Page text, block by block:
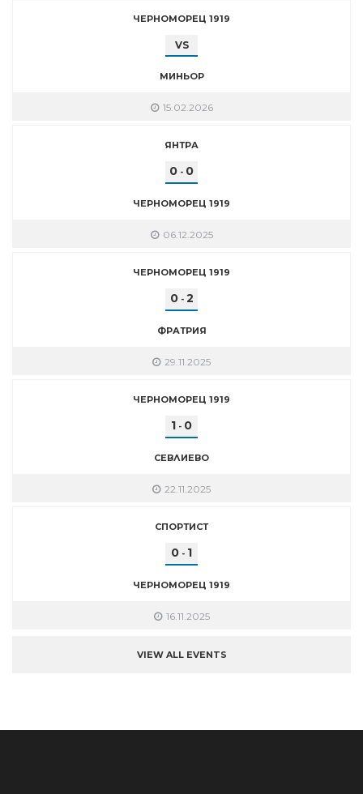
ЧЕРНОМОРЕЦ 1919
VS
МИНЬОР
15.02.2026
ЯНТРА
0 - 0
ЧЕРНОМОРЕЦ 1919
06.12.2025
ЧЕРНОМОРЕЦ 1919
0- 2
ФРАТРИЯ
29.11.2025
ЧЕРНОМОРЕЦ 1919
1 - 0
СЕВЛИЕВО
22.11.2025
СПОРТИСТ
0 - 1
ЧЕРНОМОРЕЦ 1919
16.11.2025
VIEW ALL EVENTS